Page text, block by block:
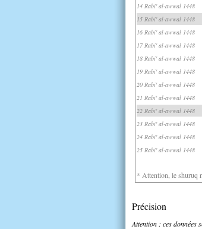
14 Rabi' al-awwal 1448
15 Rabi' al-awwal 1448
16 Rabi' al-awwal 1448
17 Rabi' al-awwal 1448
18 Rabi' al-awwal 1448
19 Rabi' al-awwal 1448
20 Rabi' al-awwal 1448
21 Rabi' al-awwal 1448
22 Rabi' al-awwal 1448
23 Rabi' al-awwal 1448
24 Rabi' al-awwal 1448
25 Rabi' al-awwal 1448
* Attention, le shuruq
Précision
Attention : ces données